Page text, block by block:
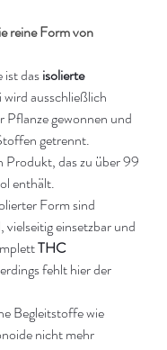
reine Form von
ist das isolierte
wird ausschließlich
Pflanze gewonnen und
getrennt.
Produkt, das zu über 99
enthält.
Form sind
vielseitig einsetzbar und
THC
fehlt hier der
Begleitstoffe wie
nicht mehr